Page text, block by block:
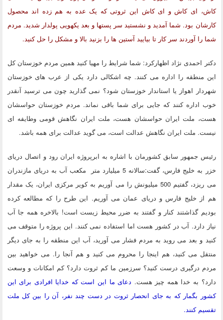
کاش، ای کاش و ای کاش این ثروتی که یک عده به هم زده اند محصول
کارشان بود. شما آمدید و نشستید سر پستها و بعد یکهویی پولدار شدید. مردم
شما را آوردند سر کار تا بیایید آستین ها را بزنید بالا و مشکل را حل کنید.
دکتر احمدی نژاد اظهارکرد: شما شرایط را مهیا کنید همین مردم خوزستان کل
این منطقه را اداره می کنند. چه اشکالی دارد یکی از عرب های خوزستان
شهردار اهواز یا استاندار خوزستان شود؟ نمی گذارید چون می ترسید آنقدر
خوب اداره کنند که جایی برای شما باقی نماند. مردم خوزستان حواسشان
هست، ملت ایران حواسشان هست، ملت ایران نگاهش قومی وطایفه ای
نیست. ملت ایران نگاهش عدالت است، می گوید عدالت برای همه باشد.
رئیس جمهور سابق کشورمان با اشاره به ابرپروژه ایران رود و اتصال دریای
خزر به خلیج فارس، گفت:سالانه 5 میلیارد متر مکعب آب به دریای مازندران
می ریزد، گفتیم 500 میلیونش را می آوریم به کویر مرکزی ایران، یک مقدار
هم از خلیج فارس و دریای عمان می آوریم. این طرح را که مطالعه کرده
بودیم گذاشتند کنار و گفتند به ضرر محیط زیست است! بالاخره همه جا آب
نیاز دارد. آب در کشور هست اما استفاده نمی کنند. این پروژه را متوقف می
کنید و بعد می روید به مردم فشار می آورید، آب این منطقه را به جای دیگر
منتقل می کنید، هم اینجا را محروم می کنید و هم آنجا را. می خواهید بین
مردم درگیری درست کنید؟ سرزمین ما کم ثروت دارد؟ کم امکانات و وسعت
دارد؟ به خدا همه چیز هست. دعای ما این است که خدایا افرادی برای این
کشور بگمار که به جای انحصار ثروت در دست چند نفر، آن را بین کل ملت
تقسیم کنند.